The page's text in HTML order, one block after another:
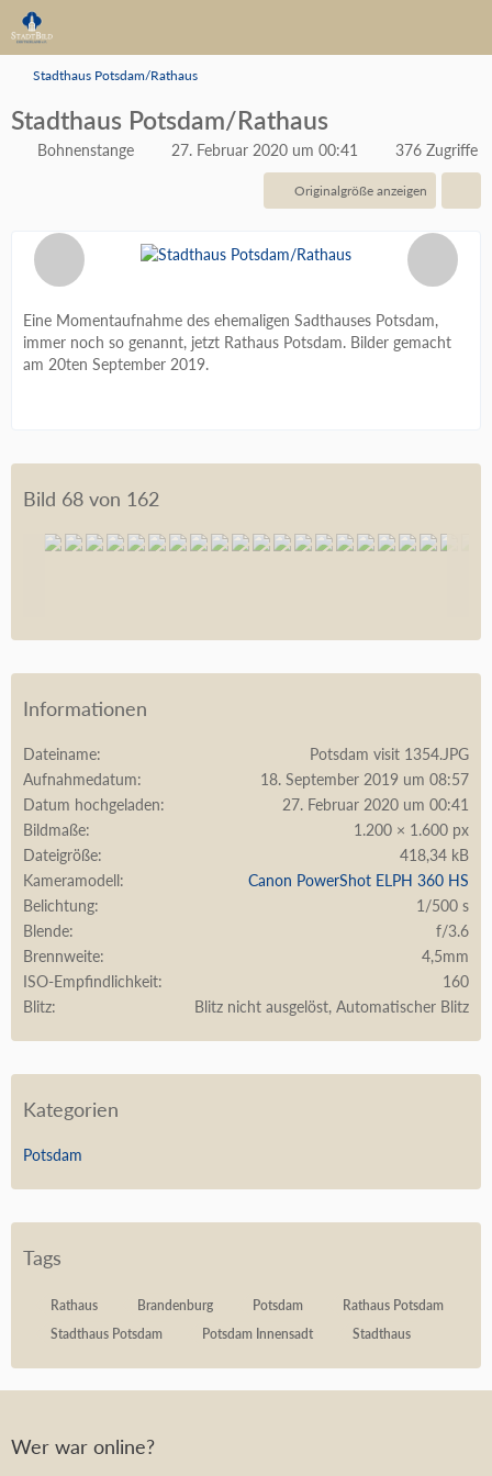
Stadthaus Potsdam/Rathaus
Stadthaus Potsdam/Rathaus
Bohnenstange 27. Februar 2020 um 00:41 376 Zugriffe
Originalgröße anzeigen
Eine Momentaufnahme des ehemaligen Sadthauses Potsdam,
immer noch so genannt, jetzt Rathaus Potsdam. Bilder gemacht
am 20ten September 2019.
Bild 68 von 162
Informationen
Dateiname
Potsdam visit 1354.JPG
Aufnahmedatum
18. September 2019 um 08:57
Datum hochgeladen
27. Februar 2020 um 00:41
Bildmaße
1.200 × 1.600 px
Dateigröße
418,34 kB
Kameramodell
Canon PowerShot ELPH 360 HS
Belichtung
1/500 s
Blende
f/3.6
Brennweite
4,5mm
ISO-Empfindlichkeit
160
Blitz
Blitz nicht ausgelöst, Automatischer Blitz
Kategorien
Potsdam
Tags
Rathaus Brandenburg Potsdam
Rathaus Potsdam
Stadthaus Potsdam
Potsdam Innensadt Stadthaus
Wer war online?